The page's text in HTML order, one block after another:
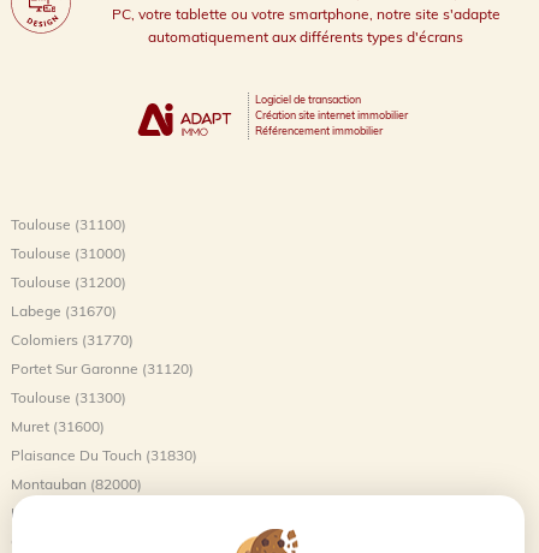
PC, votre tablette ou votre smartphone, notre site s'adapte
automatiquement aux différents types d'écrans
Logiciel de transaction
Création site internet immobilier
Référencement immobilier
Toulouse (31100)
Toulouse (31000)
Toulouse (31200)
Labege (31670)
Colomiers (31770)
Portet Sur Garonne (31120)
Toulouse (31300)
Muret (31600)
Plaisance Du Touch (31830)
Montauban (82000)
L'union (31240)